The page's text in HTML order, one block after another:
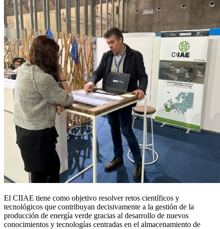
El CIIAE tiene como objetivo resolver retos científicos y
tecnológicos que contribuyan decisivamente a la gestión de la
producción de energía verde gracias al desarrollo de nuevos
conocimientos y tecnologías centradas en el almacenamiento de